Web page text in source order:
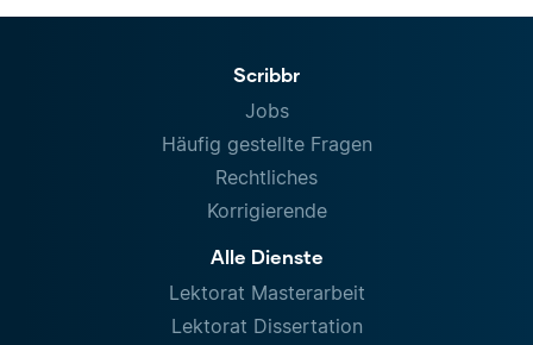
Scribbr
Jobs
Häufig gestellte Fragen
Rechtliches
Korrigierende
Alle Dienste
Lektorat Masterarbeit
Lektorat Dissertation